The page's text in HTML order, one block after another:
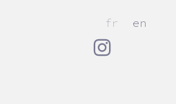
fr en